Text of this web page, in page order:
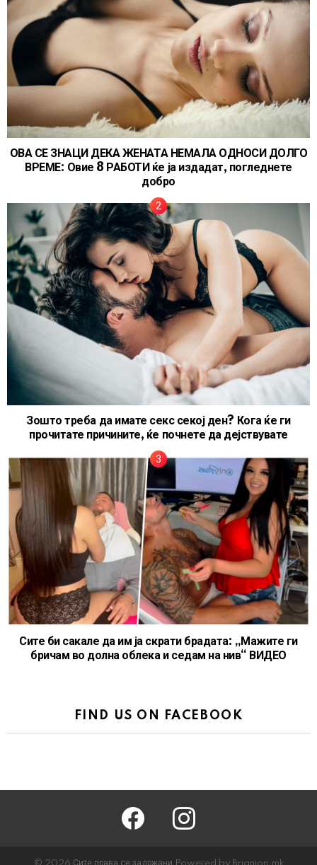
ОВА СЕ ЗНАЦИ ДЕКА ЖЕНАТА НЕМАЛА ОДНОСИ ДОЛГО
ВРЕМЕ: Овие 8 РАБОТИ ќе ја издадат, погледнете
добро
Зошто треба да имате секс секој ден? Кога ќе ги
прочитате причините, ќе почнете да дејствувате
Сите би сакале да им ја скрати брадата: „Мажите ги
бричам во долна облека и седам на нив“ ВИДЕО
FIND US ON FACEBOOK
facebook instagram